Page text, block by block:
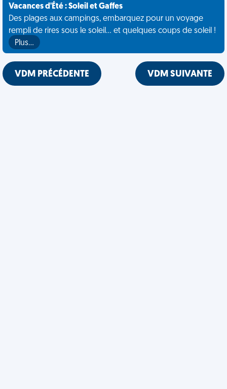
Vacances d'Été : Soleil et Gaffes
Des plages aux campings, embarquez pour un voyage
rempli de rires sous le soleil... et quelques coups de soleil !
Plus…
VDM PRÉCÉDENTE VDM SUIVANTE